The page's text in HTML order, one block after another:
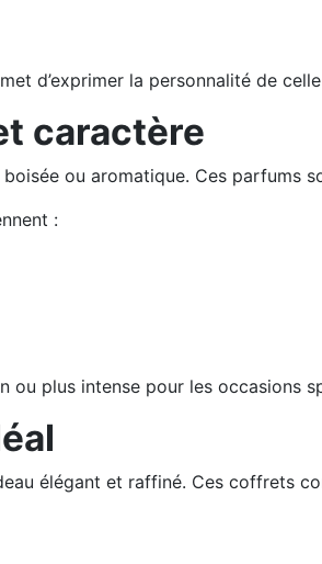
d’exprimer la personnalité de
caractère
ou aromatique. Ces
:
plus intense pour les occasions
élégant et raffiné. Ces coffrets